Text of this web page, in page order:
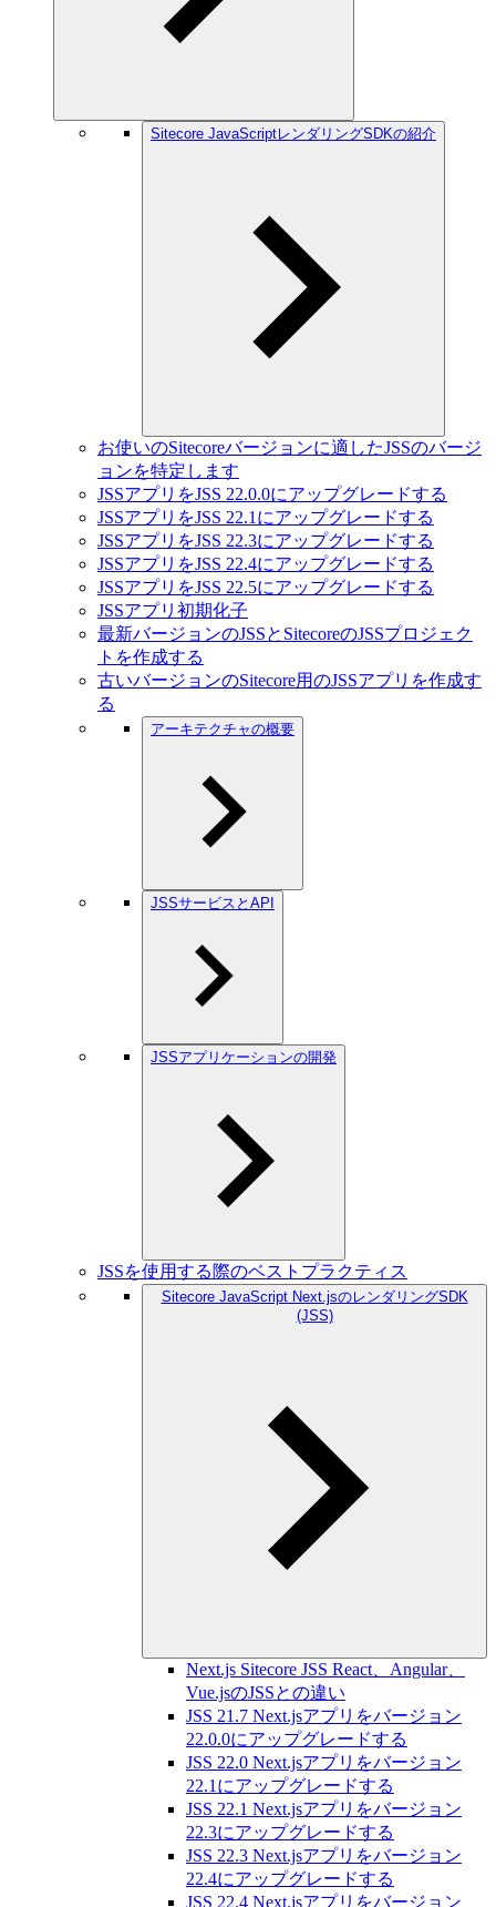
Sitecore JavaScriptレンダリングSDKの紹介
お使いのSitecoreバージョンに適したJSSのバージ
ョンを特定します
JSSアプリをJSS 22.0.0にアップグレードする
JSSアプリをJSS 22.1にアップグレードする
JSSアプリをJSS 22.3にアップグレードする
JSSアプリをJSS 22.4にアップグレードする
JSSアプリをJSS 22.5にアップグレードする
JSSアプリ初期化子
最新バージョンのJSSとSitecoreのJSSプロジェク
トを作成する
古いバージョンのSitecore用のJSSアプリを作成す
る
アーキテクチャの概要
JSSサービスとAPI
JSSアプリケーションの開発
JSSを使用する際のベストプラクティス
Sitecore JavaScript Next.jsのレンダリングSDK
(JSS)
Next.js Sitecore JSS React、Angular、
Vue.jsのJSSとの違い
JSS 21.7 Next.jsアプリをバージョン
22.0.0にアップグレードする
JSS 22.0 Next.jsアプリをバージョン
22.1にアップグレードする
JSS 22.1 Next.jsアプリをバージョン
22.3にアップグレードする
JSS 22.3 Next.jsアプリをバージョン
22.4にアップグレードする
JSS 22.4 Next.jsアプリをバージョン